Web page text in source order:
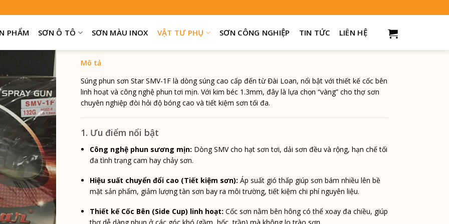
PHẨM SƠN Ô TÔ SƠN MÀU INOX VẬT TƯ PHỤ SƠN CÔNG NGHIỆP TIN TỨC LIÊN HỆ
Súng Phun Sơn Star SMV-1F (1.3mm) – Chính Hãng Đài Loan
Súng phun sơn Star SMV-1F là dòng súng cao cấp đến từ Đài Loan, nổi bật với thiết kế cốc bên
linh hoạt và công nghệ phun tơi mịn. Với kim béc 1.3mm, đây là lựa chọn “vàng” cho thợ sơn
chuyên nghiệp đòi hỏi độ bóng cao và tiết kiệm sơn tối đa.
1. Ưu điểm nổi bật
Công nghệ phun sương mịn: Dòng SMV cho hạt sơn tơi, dải sơn đều và rộng, hạn chế tối
đa tình trạng cam hay chảy sơn.
Hiệu suất chuyển đổi cao (Tiết kiệm sơn): Áp suất gió thấp giúp sơn bám nhiều lên bề
mặt sản phẩm, giảm lượng tàn sơn bay ra môi trường, tiết kiệm chi phí nguyên liệu.
Thiết kế Cốc Bên (Side Cup) linh hoạt: Cốc sơn nằm bên hông có thể xoay đa chiều, giúp